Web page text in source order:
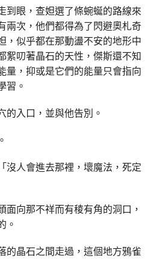
到眼，查妲選了條蜿蜒的路線來
兩次，他們都得為了閃避奧札奇
，似乎都在那動盪不安的地形中
絮叨著晶石的天性，傑斯還不知
量，抑或是它們的能量只會指向
習。
的入口，並與他告別。
沒人會進去那裡，壞魔法，死定
面向那不祥而有稜有角的洞口，
。
的晶石之間走過，這個地方鴉雀